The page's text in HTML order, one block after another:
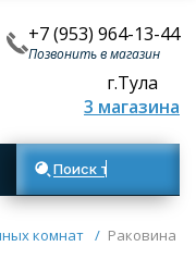
+7 (953) 964-13-44
Позвонить в магазин
г.Тула
3 магазина
Поиск товаров
комнат / Раковина